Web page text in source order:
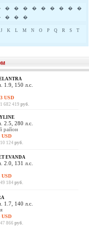
� � � � � � � �
�
� � �
J K L M N O P Q R S
T
1.9, 150 л.с.
USD
682 419 руб.
2.5, 280 л.с.
район
USD
124 руб.
EVANDA
2.0, 131 л.с.
USD
184 руб.
1.7, 140 л.с.
USD
866 руб.